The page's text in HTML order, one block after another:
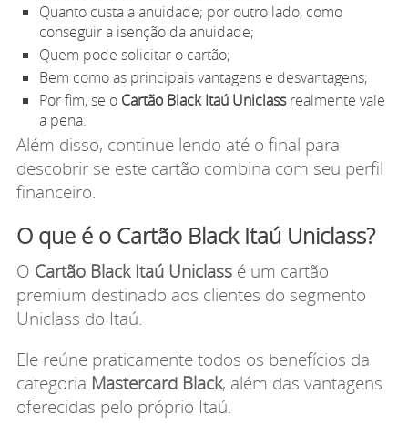
Quanto custa a anuidade; por outro lado, como
conseguir a isenção da anuidade;
Quem pode solicitar o cartão;
Bem como as principais vantagens e desvantagens;
Por fim, se o Cartão Black Itaú Uniclassrealmente vale
a pena.
Além disso, continue lendo até o final para
descobrir se este cartão combina com seu perfil
financeiro.
O que é o Cartão Black Itaú Uniclass?
O Cartão Black Itaú Uniclassé um cartão
premium destinado aos clientes do segmento
Uniclass do Itaú.
Ele reúne praticamente todos os benefícios da
categoria Mastercard Black, além das vantagens
oferecidas pelo próprio Itaú.